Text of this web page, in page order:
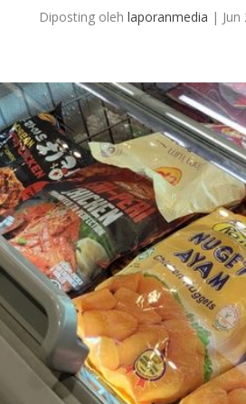
Diposting olehlaporanmedia |